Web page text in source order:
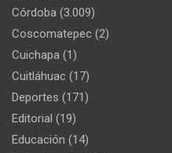
Córdoba (3.009)
Coscomatepec (2)
Cuichapa (1)
Cuitláhuac (17)
Deportes (171)
Editorial (19)
Educación (14)